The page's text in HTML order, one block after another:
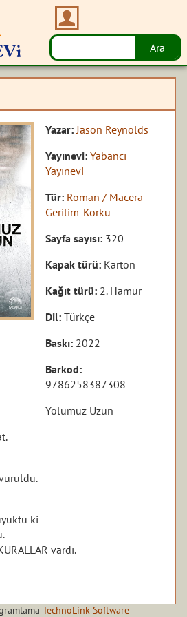
Yazar: Jason Reynolds
Yayınevi:Yabancı
Yayınevi
Tür: Roman / Macera-
Gerilim-Korku
Sayfa sayısı: 320
Kapak türü: Karton
Kağıt türü: 2. Hamur
Dil:Türkçe
Baskı: 2022
Barkod:
9786258387308
Yolumuz Uzun
ki
vardı.
TechnoLink Software